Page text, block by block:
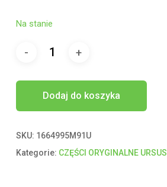
Na stanie
Dodaj do koszyka
SKU: 1664995M91U
Kategorie: CZĘŚCI ORYGINALNE URSUS